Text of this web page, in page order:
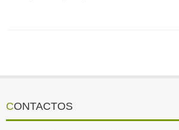
CONTACTOS